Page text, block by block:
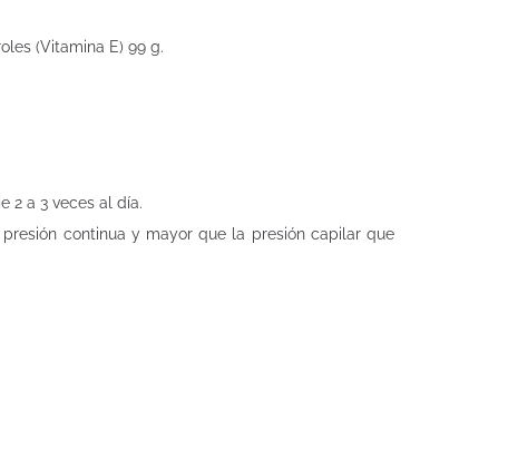
(Vitamina E) 99 g.
2 a 3 veces al día.
continua y mayor que la presión capilar que